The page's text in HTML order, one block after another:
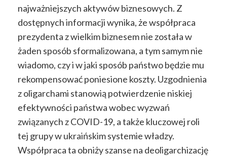
najważniejszych aktywów biznesowych. Z
dostępnych informacji wynika, że współpraca
prezydenta z wielkim biznesem nie została w
żaden sposób sformalizowana, a tym samym nie
wiadomo, czy i w jaki sposób państwo będzie mu
rekompensować poniesione koszty. Uzgodnienia
z oligarchami stanowią potwierdzenie niskiej
efektywności państwa wobec wyzwań
związanych z COVID-19, a także kluczowej roli
tej grupy w ukraińskim systemie władzy.
Współpraca ta obniży szanse na deoligarchizację